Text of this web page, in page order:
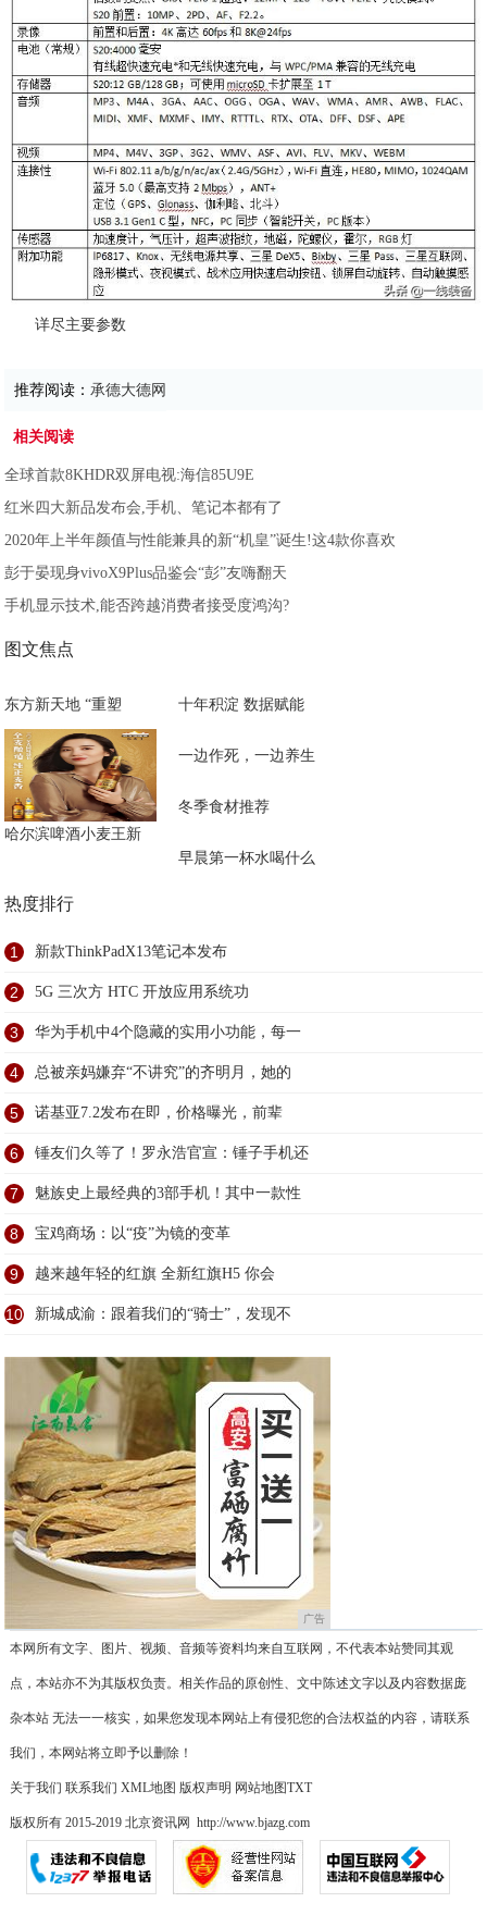
详尽主要参数
推荐阅读：承德大德网
相关阅读
全球首款8KHDR双屏电视:海信85U9E
红米四大新品发布会,手机、笔记本都有了
2020年上半年颜值与性能兼具的新“机皇”诞生!这4款你喜欢
彭于晏现身vivoX9Plus品鉴会“彭”友嗨翻天
手机显示技术,能否跨越消费者接受度鸿沟?
图文焦点
东方新天地 “重塑 十年积淀 数据赋能
哈尔滨啤酒小麦王新
一边作死，一边养生
冬季食材推荐
早晨第一杯水喝什么
热度排行
1 新款ThinkPadX13笔记本发布
2 5G 三次方 HTC 开放应用系统功
3 华为手机中4个隐藏的实用小功能，每一
4 总被亲妈嫌弃“不讲究”的齐明月，她的
5 诺基亚7.2发布在即，价格曝光，前辈
6 锤友们久等了！罗永浩官宣：锤子手机还
7 魅族史上最经典的3部手机！其中一款性
8 宝鸡商场：以“疫”为镜的变革
9 越来越年轻的红旗 全新红旗H5 你会
10 新城成渝：跟着我们的“骑士”，发现不
广告
本网所有文字、图片、视频、音频等资料均来自互联网，不代表本站赞同其观
点，本站亦不为其版权负责。相关作品的原创性、文中陈述文字以及内容数据庞
杂本站 无法一一核实，如果您发现本网站上有侵犯您的合法权益的内容，请联系
我们，本网站将立即予以删除！
关于我们 联系我们 XML地图 版权声明 网站地图TXT
版权所有 2015-2019 北京资讯网 http://www.bjazg.com